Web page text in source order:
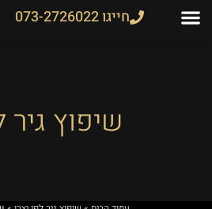
חייגו 073-2726022
שיפוץ גיר